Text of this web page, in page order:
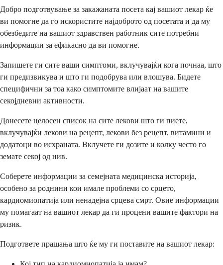
Добро подготвување за закажаната посета кај вашиот лекар ќе
ви помогне да го искористите најдоброто од посетата и да му
обезбедите на вашиот здравствен работник сите потребни
информации за ефикасно да ви помогне.
Запишете ги сите ваши симптоми, вклучувајќи кога почнаа, што
ги предизвикува и што ги подобрува или влошува. Бидете
специфични за тоа како симптомите влијаат на вашите
секојдневни активности.
Донесете целосен список на сите лекови што ги пиете,
вклучувајќи лекови на рецепт, лекови без рецепт, витамини и
додатоци во исхраната. Вклучете ги дозите и колку често го
земате секој од нив.
Соберете информации за семејната медицинска историја,
особено за роднини кои имале проблеми со срцето,
кардиомиопатија или ненадејна срцева смрт. Овие информации
му помагаат на вашиот лекар да ги процени вашите фактори на
ризик.
Подгответе прашања што ќе му ги поставите на вашиот лекар: